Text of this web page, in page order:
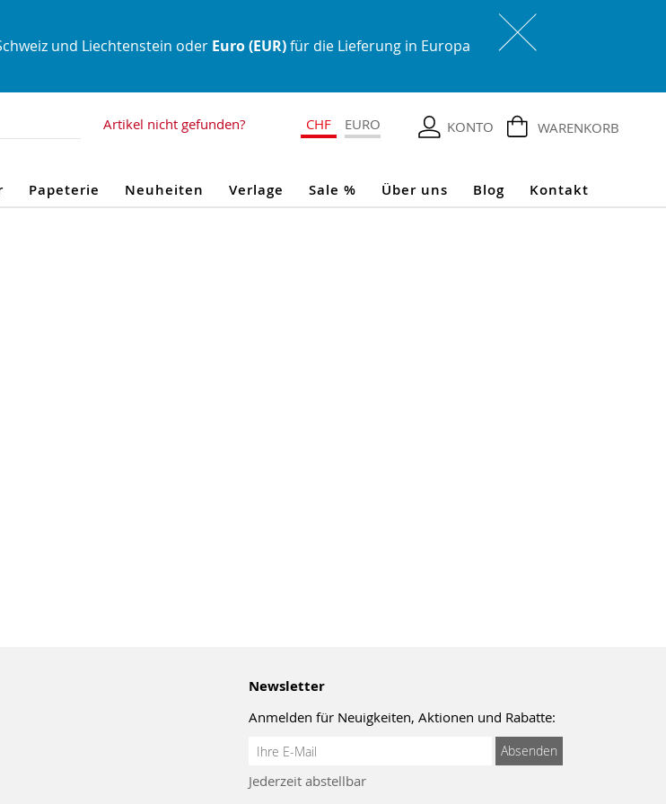
und Liechtenstein oder Euro (EUR)für die Lieferung in Europa
WARENKORB
KONTO
Artikel nicht gefunden? CHF EURO
Papeterie Neuheiten Verlage Sale % Über uns Blog Kontakt
Newsletter
Anmelden für Neuigkeiten, Aktionen und Rabatte:
Anmeldung
Newsletter:
Absenden
Jederzeit abstellbar